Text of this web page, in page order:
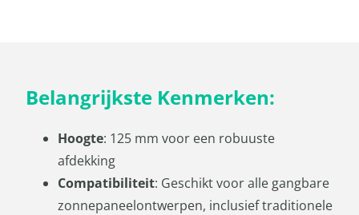
Belangrijkste Kenmerken:
Hoogte: 125 mm voor een robuuste
afdekking
Compatibiliteit: Geschikt voor alle gangbare
zonnepaneelontwerpen, inclusief traditionele